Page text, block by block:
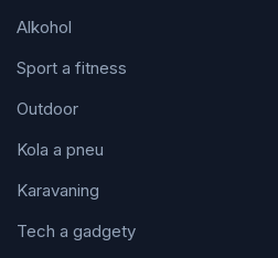
Alkohol
Sport a fitness
Outdoor
Kola a pneu
Karavaning
Tech a gadgety